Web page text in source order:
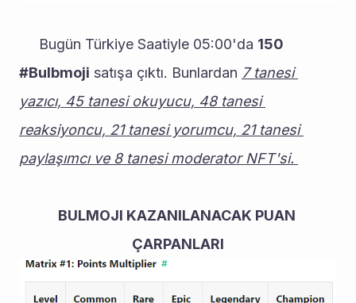
     Bugün Türkiye Saatiyle 05:00'da
150
#Bulbmoji satışa çıktı. Bunlardan 7 tanesi
yazıcı, 45 tanesi okuyucu, 48 tanesi
reaksiyoncu, 21 tanesi yorumcu, 21 tanesi
paylaşımcı ve 8 tanesi moderator NFT'si.
BULMOJI KAZANILANACAK PUAN
ÇARPANLARI